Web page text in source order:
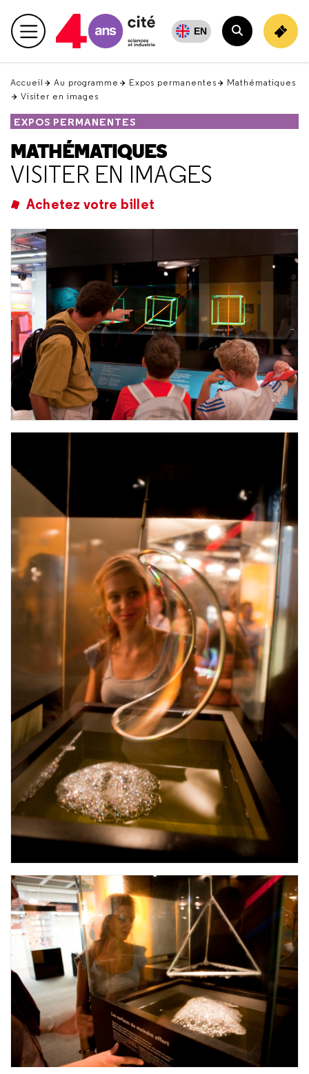
en
haut
EN
Accueil Au programme Expos permanentes
Mathématiques
Visiter en images
EXPOS PERMANENTES
MATHÉMATIQUES
VISITER EN IMAGES
Achetez votre billet